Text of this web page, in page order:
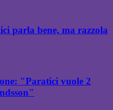
parla bene, ma razzola
"Paratici vuole 2